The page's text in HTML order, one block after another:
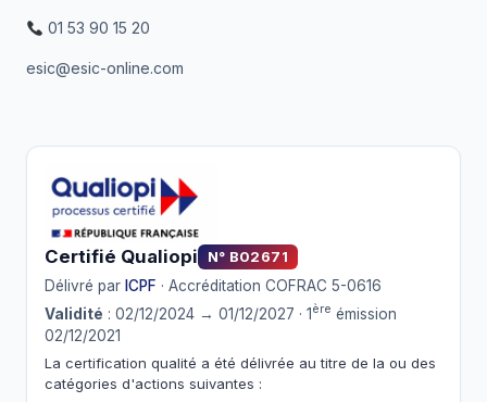
01 53 90 15 20
esic@esic-online.com
Certifié Qualiopi
N° B02671
Délivré par ICPF · Accréditation COFRAC 5-0616
Validité : 02/12/2024 → 01/12/2027 · 1ère émission
02/12/2021
La certification qualité a été délivrée au titre de la ou des
catégories d'actions suivantes :